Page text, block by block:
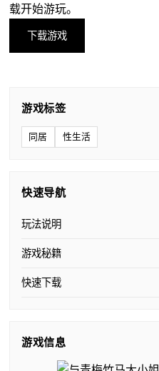
载开始游玩。
下载游戏
游戏标签
同居 性生活
快速导航
玩法说明
游戏秘籍
快速下载
游戏信息